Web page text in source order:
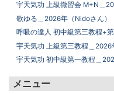
宇天気功 上級徹習会 M+N＿
歌ゆる＿2026年（Nidoさん）
呼吸の達人 初中級第三教程+
宇天気功 上級第三教程＿2026
宇天気功 初中級第一教程＿
メニュー